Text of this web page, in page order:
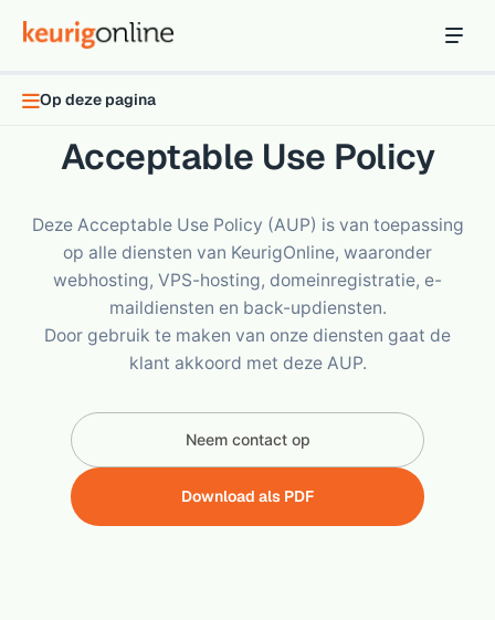
Hosting & servers
Registreer je domein
Ondersteuning
Support & kennisbank
Webmail
Je mail bekijken in een online omgeving
Acceptable Use Policy
Deze Acceptable Use Policy (AUP) is van toepassing
op alle diensten van KeurigOnline, waaronder
webhosting, VPS-hosting, domeinregistratie, e-
maildiensten en back-updiensten.
Door gebruik te maken van onze diensten gaat de
klant akkoord met deze AUP.
Neem contact op
Download als PDF
Op deze pagina